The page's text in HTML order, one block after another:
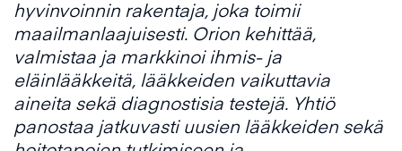
hyvinvoinnin rakentaja, joka toimii
maailmanlaajuisesti. Orion kehittää,
valmistaa ja markkinoi ihmis- ja
eläinlääkkeitä, lääkkeiden vaikuttavia
aineita sekä diagnostisia testejä. Yhtiö
panostaa jatkuvasti uusien lääkkeiden sekä